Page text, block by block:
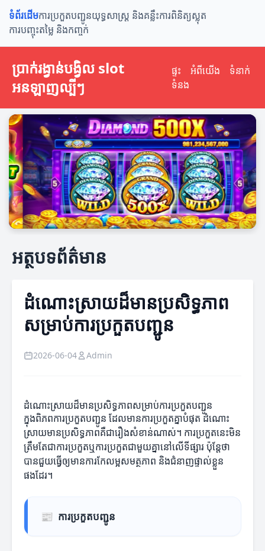
ទំព័រដើមការប្រកួតបញ្ជូនយុទ្ធសាស្ត្រ និងគន្លឹះការពិនិត្យស្លុត
ការបញ្ចុះតម្លៃ និងកញ្ចក់
ប្រាក់រង្វាន់បង្វិល slot​
អនឡាញល្បីៗ
ផ្ទះ អំពីយើង
ទំនាក់
ទំនង
អត្ថបទព័ត៌មាន
ដំណោះស្រាយដ៏មានប្រសិទ្ធភាព
សម្រាប់ការប្រកួតបញ្ជូន
2026-06-04 Admin
ដំណោះស្រាយដ៏មានប្រសិទ្ធភាពសម្រាប់ការប្រកួតបញ្ជូន
ក្នុងពិភពការប្រកួតបញ្ជូន ដែលមានការប្រកួតគ្នា​បំផុត ដំណោះ
ស្រាយមានប្រសិទ្ធភាពគឺជារឿងសំខាន់ណាស់។ ការប្រកួតនេះមិន
ត្រឹមតែជាការប្រកួតឬការប្រកួតជាមួយគ្នានៅលើទីផ្សារ ប៉ុន្តែថា
បានជួយធ្វើ​ឲ្យមានការកែលម្អសមត្ថភាព និងជំនាញផ្ទាល់ខ្លួន
ផងដែរ។
📰 ការប្រកួតបញ្ជូន